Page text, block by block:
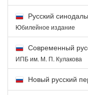
Русский
Юбилейное издание
Современный
ИПБ им. М. П. Кулакова
Новый русский